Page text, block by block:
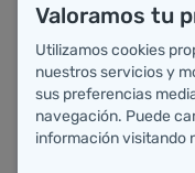
Nombre:
konjak
Nombre de
Aspecto del
contiene sobres
Valoramos tu
Utilizamos cookies
nuestros servicios y
sus preferencias
navegación. Puede
información visitando